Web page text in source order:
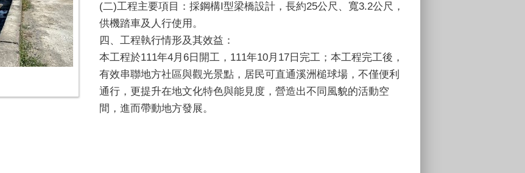
(二)工程主要項目：採鋼構I型梁橋設計，長約25公尺、寬3.2公尺，
供機踏車及人行使用。
四、工程執行情形及其效益：
本工程於111年4月6日開工，111年10月17日完工；本工程完工後，
有效串聯地方社區與觀光景點，居民可直通溪洲槌球場，不僅便利
通行，更提升在地文化特色與能見度，營造出不同風貌的活動空
間，進而帶動地方發展。